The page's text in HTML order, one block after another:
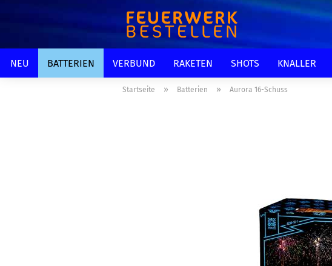
NEU BATTERIEN VERBUND RAKETEN SHOTS KNALLER
Startseite » Batterien » Aurora 16-Schuss